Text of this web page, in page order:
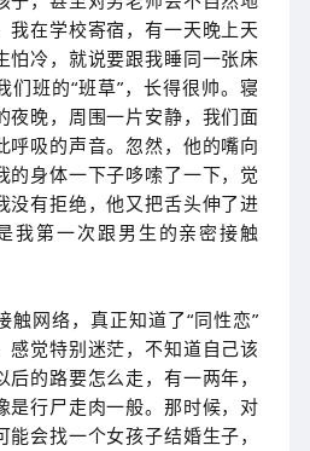
我在学校寄宿，有一天晚上天
怕冷，就说要跟我睡同一张床
们班的“班草”，长得很帅。寝
夜晚，周围一片安静，我们面
呼吸的声音。忽然，他的嘴向
的身体一下子哆嗦了一下，觉
没有拒绝，他又把舌头伸了进
我第一次跟男生的亲密接触
触网络，真正知道了“同性恋”
感觉特别迷茫，不知道自己该
的路要怎么走，有一两年，
是行尸走肉一般。那时候，对
会找一个女孩子结婚生子，